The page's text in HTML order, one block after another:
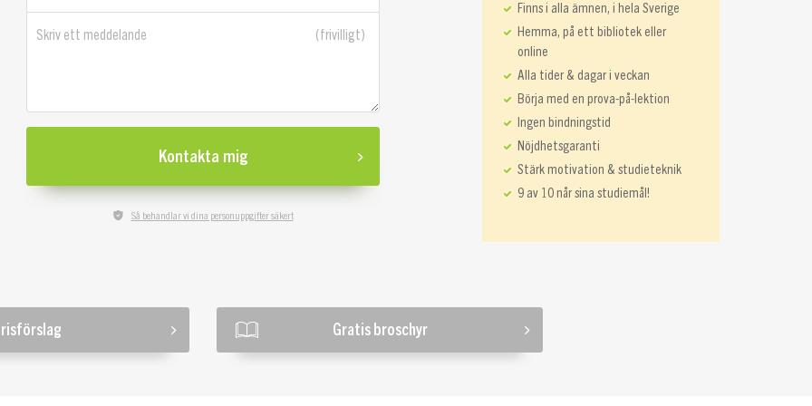
Skriv ett meddelande
Kontakta mig
Så behandlar vi dina personuppgifter säkert
Finns i alla ämnen, i hela Sverige
Hemma, på ett bibliotek eller
online
Alla tider & dagar i veckan
Börja med en prova-på-lektion
Ingen bindningstid
Nöjdhetsgaranti
Stärk motivation & studieteknik
9 av 10 når sina studiemål!
Gratis broschyr